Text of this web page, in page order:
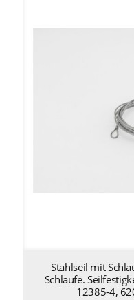
Stahlseil mit
Schlaufe.
12385-4,